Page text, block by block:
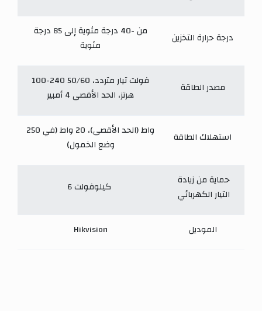
من -40 درجة مئوية إلى 85 درجة
مئوية
100-240 فولت تيار متردد، 50/60
هرتز، الحد الأقصى 4 أمبير
250 واط (الحد الأقصى)، 20 واط (في
وضع الخمول)
حماية من زيادة
التيار الكهربائي
Hikvision